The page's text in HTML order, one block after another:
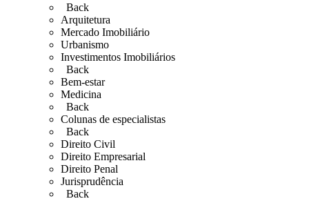
Back
Arquitetura
Mercado Imobiliário
Urbanismo
Investimentos Imobiliários
Back
Bem-estar
Medicina
Back
Colunas de especialistas
Back
Direito Civil
Direito Empresarial
Direito Penal
Jurisprudência
Back